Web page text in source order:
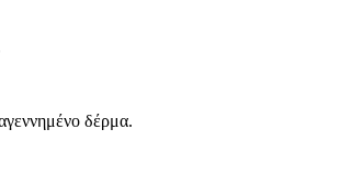
δέρμα.